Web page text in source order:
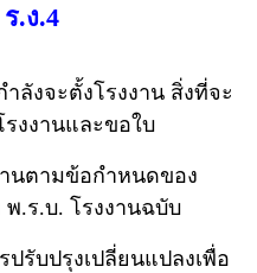
.ง.4
งจะตั้งโรงงาน สิ่งที่จะ
งงานและขอใบ
นตามข้อกำหนดของ
.ร.บ. โรงงานฉบับ
รับปรุงเปลี่ยนแปลงเพื่อ